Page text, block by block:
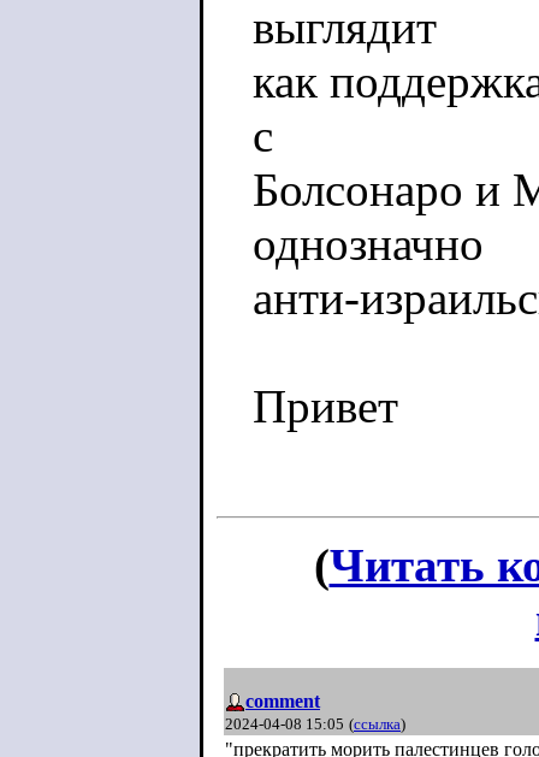
выглядит
как
с
Болсонаро и
однозначно
анти-
Привет
(Читать
comment
2024-04-08 15:05 (ссылка)
"прекратить морить палестинцев